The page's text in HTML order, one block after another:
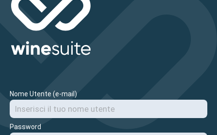
Nome Utente (e-mail)
Password